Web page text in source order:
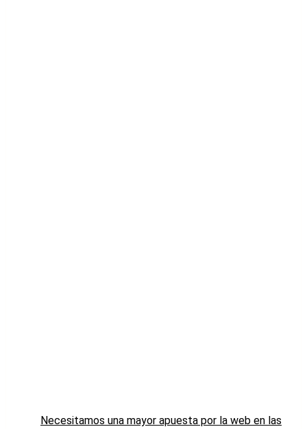
Necesitamos una mayor apuesta por la web en las